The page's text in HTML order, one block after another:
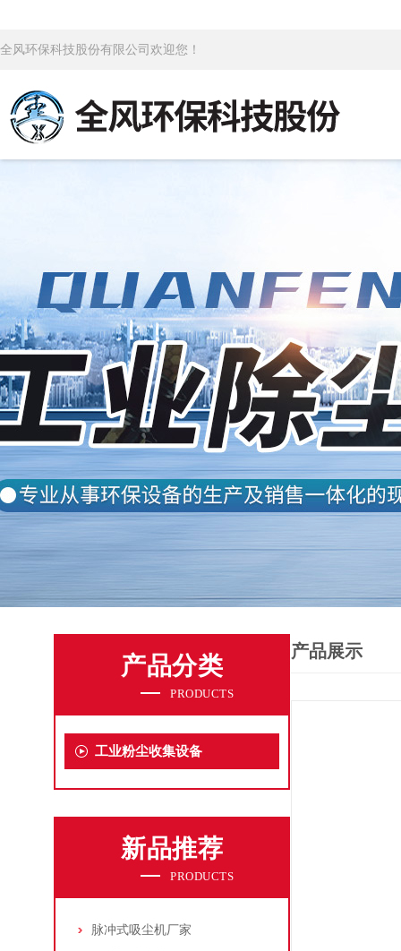
全风环保科技股份有限公司欢迎您！
产品分类
PRODUCTS
工业粉尘收集设备
新品推荐
PRODUCTS
脉冲式吸尘机厂家
产品展示